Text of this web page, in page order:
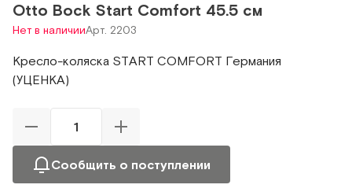
Otto Bock Start Comfort 45.5 см
Нет в наличииАрт. 2203
Кресло-коляска START COMFORT Германия
(УЦЕНКА)
Сообщить о поступлении